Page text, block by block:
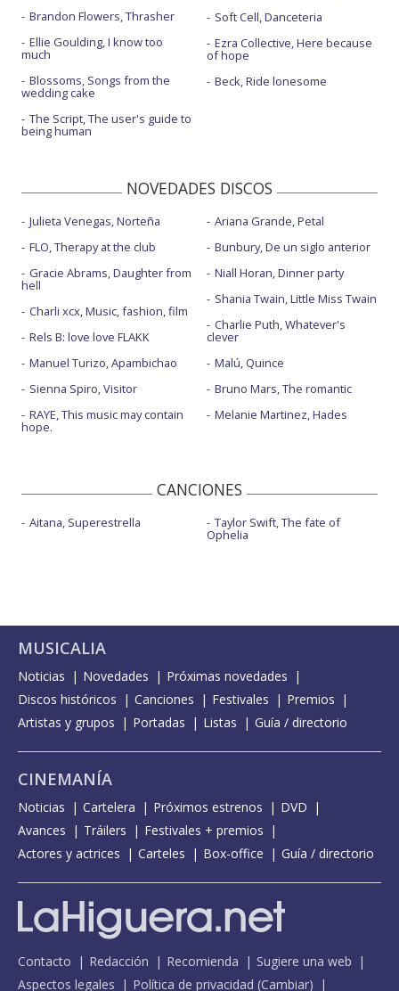
Brandon Flowers, Thrasher
Ellie Goulding, I know too
much
Blossoms, Songs from the
wedding cake
The Script, The user's guide to
being human
Soft Cell, Danceteria
Ezra Collective, Here because
of hope
Beck, Ride lonesome
NOVEDADES DISCOS
Julieta Venegas, Norteña
FLO, Therapy at the club
Gracie Abrams, Daughter from
hell
Charli xcx, Music, fashion, film
Rels B: love love FLAKK
Manuel Turizo, Apambichao
Sienna Spiro, Visitor
RAYE, This music may contain
hope.
Ariana Grande, Petal
Bunbury, De un siglo anterior
Niall Horan, Dinner party
Shania Twain, Little Miss Twain
Charlie Puth, Whatever's
clever
Malú, Quince
Bruno Mars, The romantic
Melanie Martinez, Hades
CANCIONES
Aitana, Superestrella Taylor Swift, The fate of
Ophelia
MUSICALIA
Noticias Novedades
Próximas novedades
Discos históricos
Canciones Festivales
Premios
Artistas y grupos
Portadas Listas Guía / directorio
CINEMANÍA
Noticias Cartelera Próximos estrenos
DVD
Avances
Tráilers
Festivales + premios
Actores y actrices
Carteles Box-office Guía / directorio
Contacto Redacción Recomienda
Sugiere una web
Aspectos legales
Política de privacidad (Cambiar)